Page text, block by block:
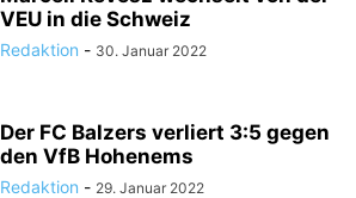
VEU in die Schweiz
Redaktion - 30. Januar 2022
Der FC Balzers verliert 3:5 gegen
den VfB Hohenems
Redaktion - 29. Januar 2022